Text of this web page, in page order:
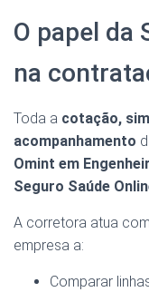
O papel da
na
Toda a cotação,
acompanhamento
Omint em
Seguro Saúde
A corretora atua
empresa a:
Comparar